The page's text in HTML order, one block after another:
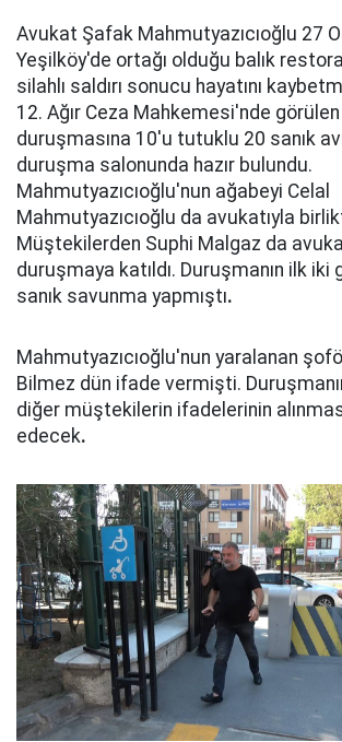
Avukat Şafak Mahmutyazıcıoğlu 27
Yeşilköy'de ortağı olduğu balık
silahlı saldırı sonucu hayatını
12. Ağır Ceza Mahkemesi'nde görülen
duruşmasına 10'u tutuklu 20 sanık
duruşma salonunda hazır bulundu.
Mahmutyazıcıoğlu'nun ağabeyi Celal
Mahmutyazıcıoğlu da avukatıyla
Müştekilerden Suphi Malgaz da
duruşmaya katıldı. Duruşmanın ilk iki
sanık savunma yapmıştı.
Mahmutyazıcıoğlu'nun yaralanan
Bilmez dün ifade vermişti.
diğer müştekilerin ifadelerinin
edecek.